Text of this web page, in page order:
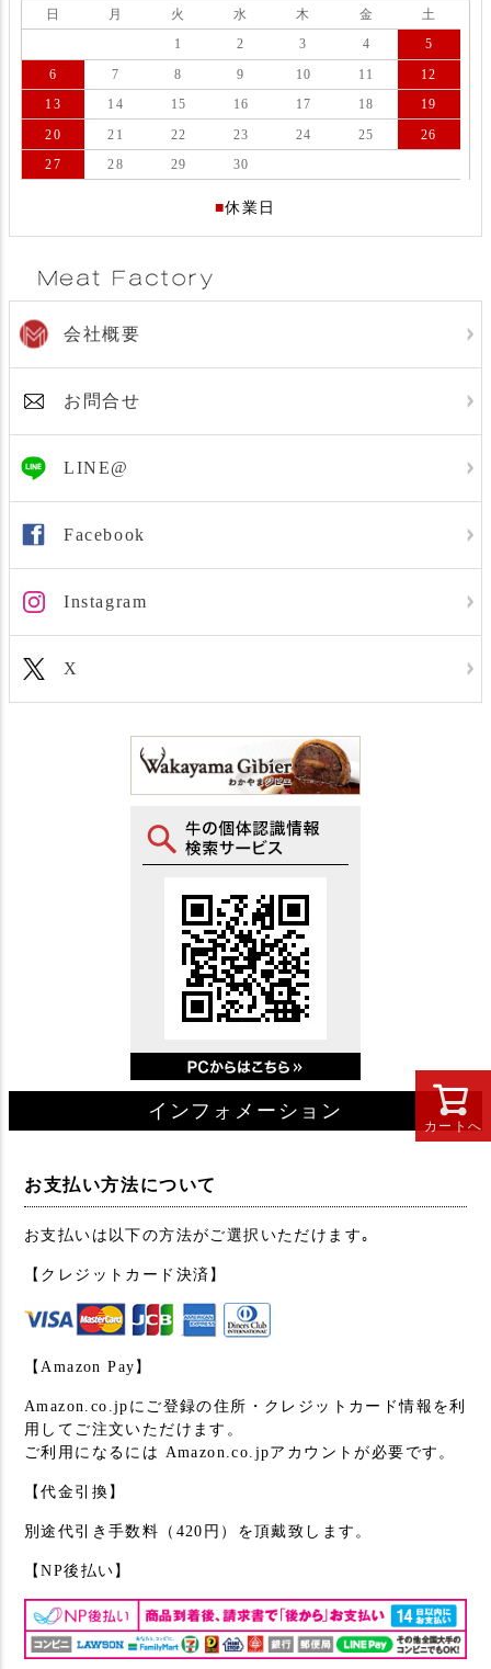
カートへ
日 月 火 水 木 金
土
1
2 3 4
5
6
7 8 9 10 11
12
13
14 15 16 17 18
19
20
21 22 23 24 25
26
27
28 29 30
■休業日
会社概要
お問合せ
LINE@
Facebook
Instagram
X
インフォメーション
お支払い方法について
お支払いは以下の方法がご選択いただけます｡
【クレジットカード決済】
【Amazon Pay】
Amazon.co.jpにご登録の住所・クレジットカード情報を利
用してご注文いただけます。
ご利用になるには Amazon.co.jpアカウントが必要です。
【代金引換】
別途代引き手数料（420円）を頂戴致します。
【NP後払い】